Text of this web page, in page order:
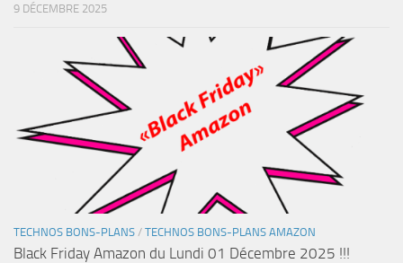
9 DÉCEMBRE 2025
TECHNOS BONS-PLANS / TECHNOS BONS-PLANS AMAZON
Black Friday Amazon du Lundi 01 Décembre 2025 !!!